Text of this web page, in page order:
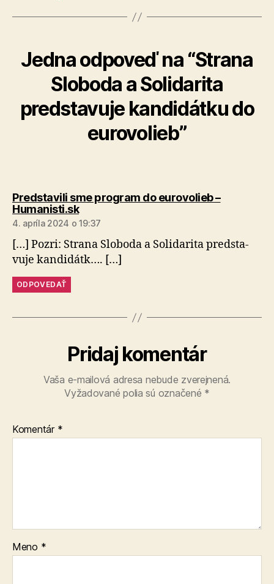
Jedna odpoveď na “Strana
Sloboda a Solidarita
predstavuje kandidátku do
eurovolieb”
Predstavili sme program do eurovolieb –
Humanisti.skhovorí:
4. apríla 2024 o 19:37
[…] Pozri: Strana Slo­bo­da a So­li­da­rita pred­sta­
vuje kan­di­dátk…. […]
ODPOVEDAŤ
Pridaj komentár
Vaša e-mailová adresa nebude zverejnená.
Vyžadované polia sú označené *
Komentár *
Meno *